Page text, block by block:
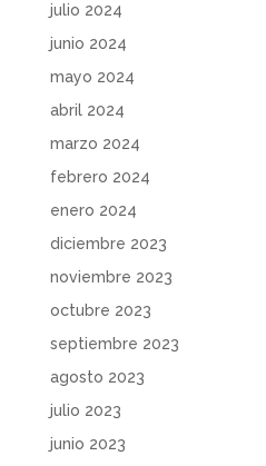
julio 2024
junio 2024
mayo 2024
abril 2024
marzo 2024
febrero 2024
enero 2024
diciembre 2023
noviembre 2023
octubre 2023
septiembre 2023
agosto 2023
julio 2023
junio 2023